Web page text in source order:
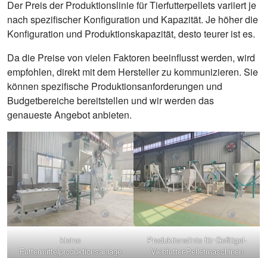
Der Preis der Produktionslinie für Tierfutterpellets variiert je
nach spezifischer Konfiguration und Kapazität. Je höher die
Konfiguration und Produktionskapazität, desto teurer ist es.
Da die Preise von vielen Faktoren beeinflusst werden, wird
empfohlen, direkt mit dem Hersteller zu kommunizieren. Sie
können spezifische Produktionsanforderungen und
Budgetbereiche bereitstellen und wir werden das
genaueste Angebot anbieten.
kleine
Futtermittelproduktionsanlage
Produktionslinie für Geflügel-
Viehfutter-Pelletmaschinen